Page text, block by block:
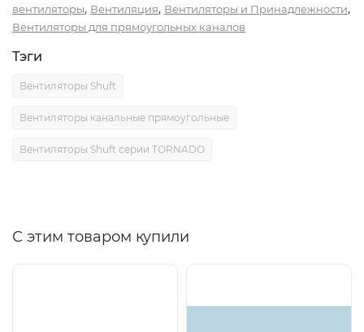
вентиляторы, Вентиляция, Вентиляторы и Принадлежности,
Вентиляторы для прямоугольных каналов
Тэги
Вентиляторы Shuft
Вентиляторы канальные прямоугольные
Вентиляторы Shuft серии TORNADO
С этим товаром купили